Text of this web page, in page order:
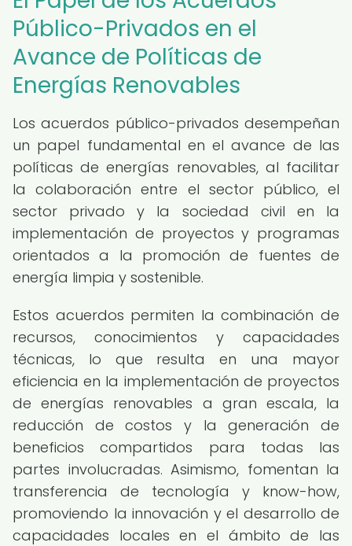
Público-Privados en el
Avance de Políticas de
Energías Renovables
Los acuerdos público-privados desempeñan
un papel fundamental en el avance de las
políticas de energías renovables, al facilitar
la colaboración entre el sector público, el
sector privado y la sociedad civil en la
implementación de proyectos y programas
orientados a la promoción de fuentes de
energía limpia y sostenible.
Estos acuerdos permiten la combinación de
recursos, conocimientos y capacidades
técnicas, lo que resulta en una mayor
eficiencia en la implementación de proyectos
de energías renovables a gran escala, la
reducción de costos y la generación de
beneficios compartidos para todas las
partes involucradas. Asimismo, fomentan la
transferencia de tecnología y know-how,
promoviendo la innovación y el desarrollo de
capacidades locales en el ámbito de las